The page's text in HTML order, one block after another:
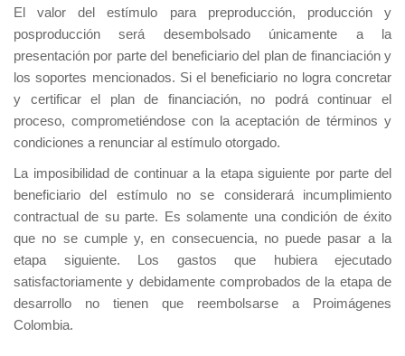
El valor del estímulo para preproducción, producción y
posproducción será desembolsado únicamente a la
presentación por parte del beneficiario del plan de financiación y
los soportes mencionados. Si el beneficiario no logra concretar
y certificar el plan de financiación, no podrá continuar el
proceso, comprometiéndose con la aceptación de términos y
condiciones a renunciar al estímulo otorgado.
La imposibilidad de continuar a la etapa siguiente por parte del
beneficiario del estímulo no se considerará incumplimiento
contractual de su parte. Es solamente una condición de éxito
que no se cumple y, en consecuencia, no puede pasar a la
etapa siguiente. Los gastos que hubiera ejecutado
satisfactoriamente y debidamente comprobados de la etapa de
desarrollo no tienen que reembolsarse a Proimágenes
Colombia.